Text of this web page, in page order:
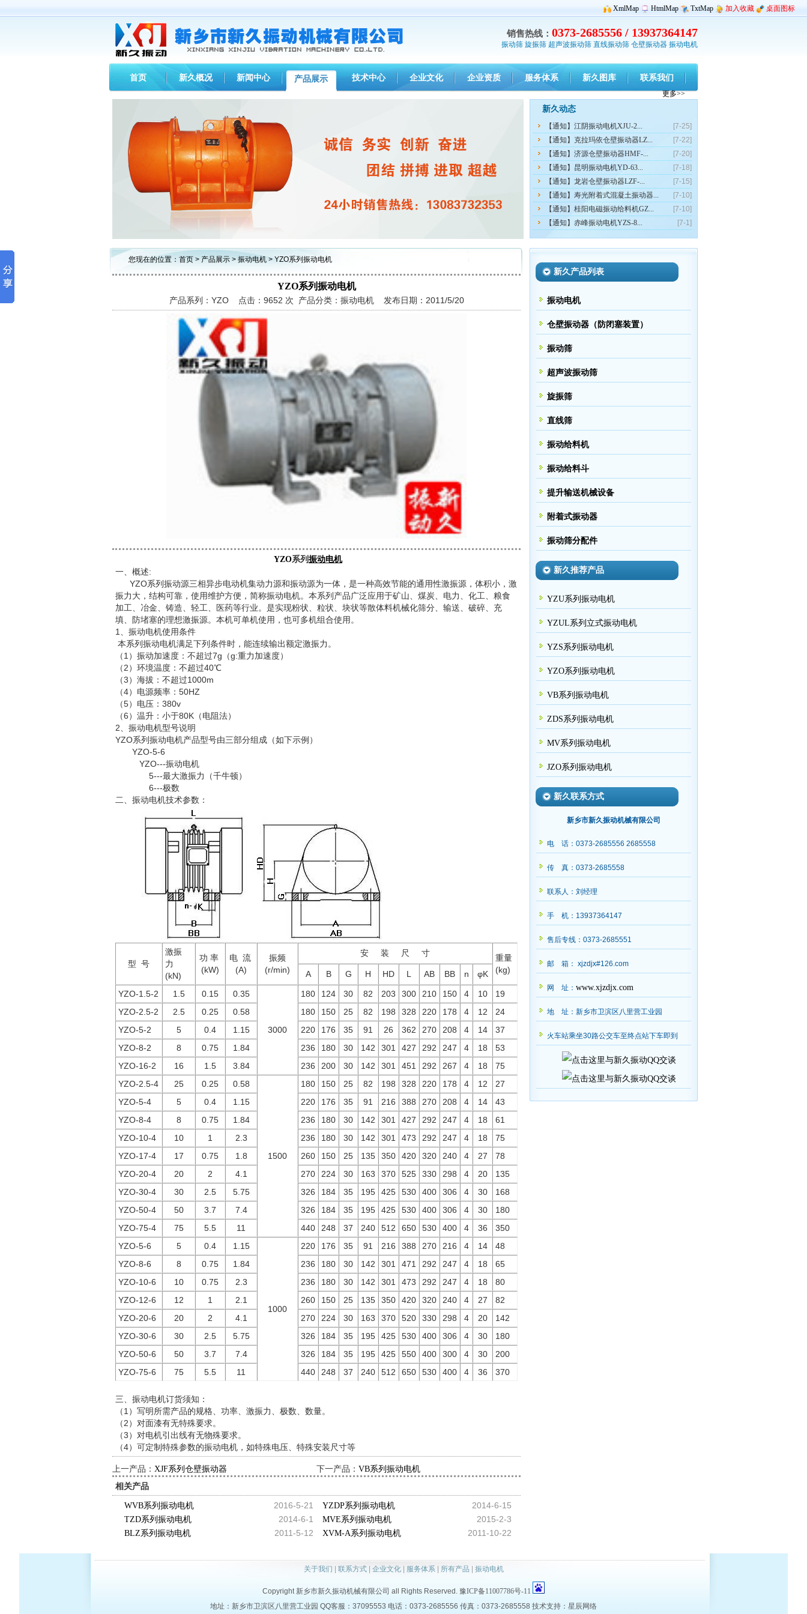
XmlMap HtmlMap TxtMap 加入收藏 桌面图标
销售热线： 0373-2685556 / 13937364147
振动筛 旋振筛 超声波振动筛 直线振动筛 仓壁振动器 振动电机
首页 新久概况 新闻中心 产品展示 技术中心 企业文化 企业资质 服务体系 新久图库 联系我们
新久动态
更多>>
[7-25]
【通知】江阴振动电机XJU-2...
[7-22]
【通知】克拉玛依仓壁振动器LZ...
[7-20]
【通知】济源仓壁振动器HMF-...
[7-18]
【通知】昆明振动电机YD-63...
[7-15]
【通知】龙岩仓壁振动器LZF-...
[7-10]
【通知】寿光附着式混凝土振动器...
[7-10]
【通知】桂阳电磁振动给料机GZ...
[7-1]
【通知】赤峰振动电机YZS-8...
您现在的位置： 首页 > 产品展示 > 振动电机 > YZO系列振动电机
YZO系列振动电机
产品系列：YZO 点击： 9652 次 产品分类：振动电机 发布日期：2011/5/20
YZO系列 振动电机
一、概述:
YZO系列振动源三相异步电动机集动力源和振动源为一体，是一种高效节能的通用性激振源，体积小，激
振力大，结构可靠，使用维护方便，简称振动电机。本系列产品广泛应用于矿山、煤炭、电力、化工、粮食
加工、冶金、铸造、轻工、医药等行业。是实现粉状、粒状、块状等散体料机械化筛分、输送、破碎、充
填、防堵塞的理想激振源。本机可单机使用，也可多机组合使用。
1、振动电机使用条件
本系列振动电机满足下列条件时，能连续输出额定激振力。
（1）振动加速度：不超过7g（g:重力加速度）
（2）环境温度：不超过40℃
（3）海拔：不超过1000m
（4）电源频率：50HZ
（5）电压：380v
（6）温升：小于80K（电阻法）
2、振动电机型号说明
YZO系列振动电机产品型号由三部分组成（如下示例）
YZO-5-6
YZO---振动电机
5---最大激振力（千牛顿）
6---极数
二、振动电机技术参数：
型 号
激振
力
(kN)
功 率
(kW)
电 流
(A)
振频
(r/min)
安 装 尺 寸
重量
(kg)
A B G H HD L AB BB n φK
YZO-1.5-2 1.5 0.15 0.35
3000
180 124 30 82 203 300 210 150 4 10
19
YZO-2.5-2
2.5 0.25 0.58 180 150 25 82 198 328 220 178 4 12
24
YZO-5-2
5 0.4 1.15 220 176 35 91 26 362 270 208 4 14
37
YZO-8-2
8 0.75 1.84 236 180 30 142 301 427 292 247 4 18
53
YZO-16-2
16 1.5 3.84 236 200 30 142 301 451 292 267 4 18
75
YZO-2.5-4
25 0.25 0.58
1500
180 150 25 82 198 328 220 178 4 12
27
YZO-5-4
5 0.4 1.15 220 176 35 91 216 388 270 208 4 14
43
YZO-8-4
8 0.75 1.84 236 180 30 142 301 427 292 247 4 18
61
YZO-10-4
10 1 2.3 236 180 30 142 301 473 292 247 4 18
75
YZO-17-4
17 0.75 1.8 260 150 25 135 350 420 320 240 4 27
78
YZO-20-4
20 2 4.1 270 224 30 163 370 525 330 298 4 20
135
YZO-30-4
30 2.5 5.75 326 184 35 195 425 530 400 306 4 30
168
YZO-50-4
50 3.7 7.4 326 184 35 195 425 530 400 306 4 30
180
YZO-75-4
75 5.5 11 440 248 37 240 512 650 530 400 4 36
350
YZO-5-6
5 0.4 1.15
1000
220 176 35 91 216 388 270 216 4 14
48
YZO-8-6
8 0.75 1.84 236 180 30 142 301 471 292 247 4 18
65
YZO-10-6
10 0.75 2.3 236 180 30 142 301 473 292 247 4 18
80
YZO-12-6
12 1 2.1 260 150 25 135 350 420 320 240 4 27
82
YZO-20-6
20 2 4.1 270 224 30 163 370 520 330 298 4 20
142
YZO-30-6
30 2.5 5.75 326 184 35 195 425 530 400 306 4 30
180
YZO-50-6
50 3.7 7.4 326 184 35 195 425 550 400 300 4 30
200
YZO-75-6
75 5.5 11 440 248 37 240 512 650 530 400 4 36 370
三、振动电机订货须知：
（1）写明所需产品的规格、功率、激振力、极数、数量。
（2）对面漆有无特殊要求。
（3）对电机引出线有无物殊要求。
（4）可定制特殊参数的振动电机，如特殊电压、特殊安装尺寸等
上一产品： XJF系列仓壁振动器 下一产品： VB系列振动电机
相关产品
2016-5-21
WVB系列振动电机 2014-6-15
YZDP系列振动电机
2014-6-1
TZD系列振动电机 2015-2-3
MVE系列振动电机
2011-5-12
BLZ系列振动电机 2011-10-22
XVM-A系列振动电机
新久产品列表
振动电机
仓壁振动器（防闭塞装置）
振动筛
超声波振动筛
旋振筛
直线筛
振动给料机
振动给料斗
提升输送机械设备
附着式振动器
振动筛分配件
新久推荐产品
YZU系列振动电机
YZUL系列立式振动电机
YZS系列振动电机
YZO系列振动电机
VB系列振动电机
ZDS系列振动电机
MV系列振动电机
JZO系列振动电机
新久联系方式
新乡市新久振动机械有限公司
电 话：0373-2685556 2685558
传 真：0373-2685558
联系人：刘经理
手 机：13937364147
售后专线：0373-2685551
邮 箱： xjzdjx#126.com
网 址： www.xjzdjx.com
地 址：新乡市卫滨区八里营工业园
火车站乘坐30路公交车至终点站下车即到
关于我们 联系方式| 企业文化| 服务体系| 所有产品 振动电机
Copyright 新乡市新久振动机械有限公司 all Rights Reserved. 豫ICP备11007786号-11
地址：新乡市卫滨区八里营工业园 QQ客服：37095553 电话：0373-2685556 传真：0373-2685558 技术支持： 星辰网络